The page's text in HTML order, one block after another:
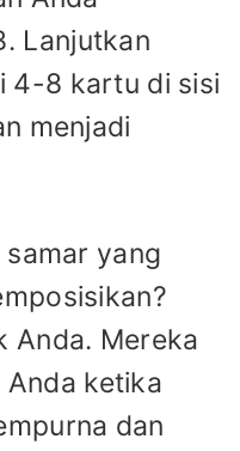
Lanjutkan
4-8 kartu di sisi
menjadi
yang
Anda. Mereka
ketika
dan